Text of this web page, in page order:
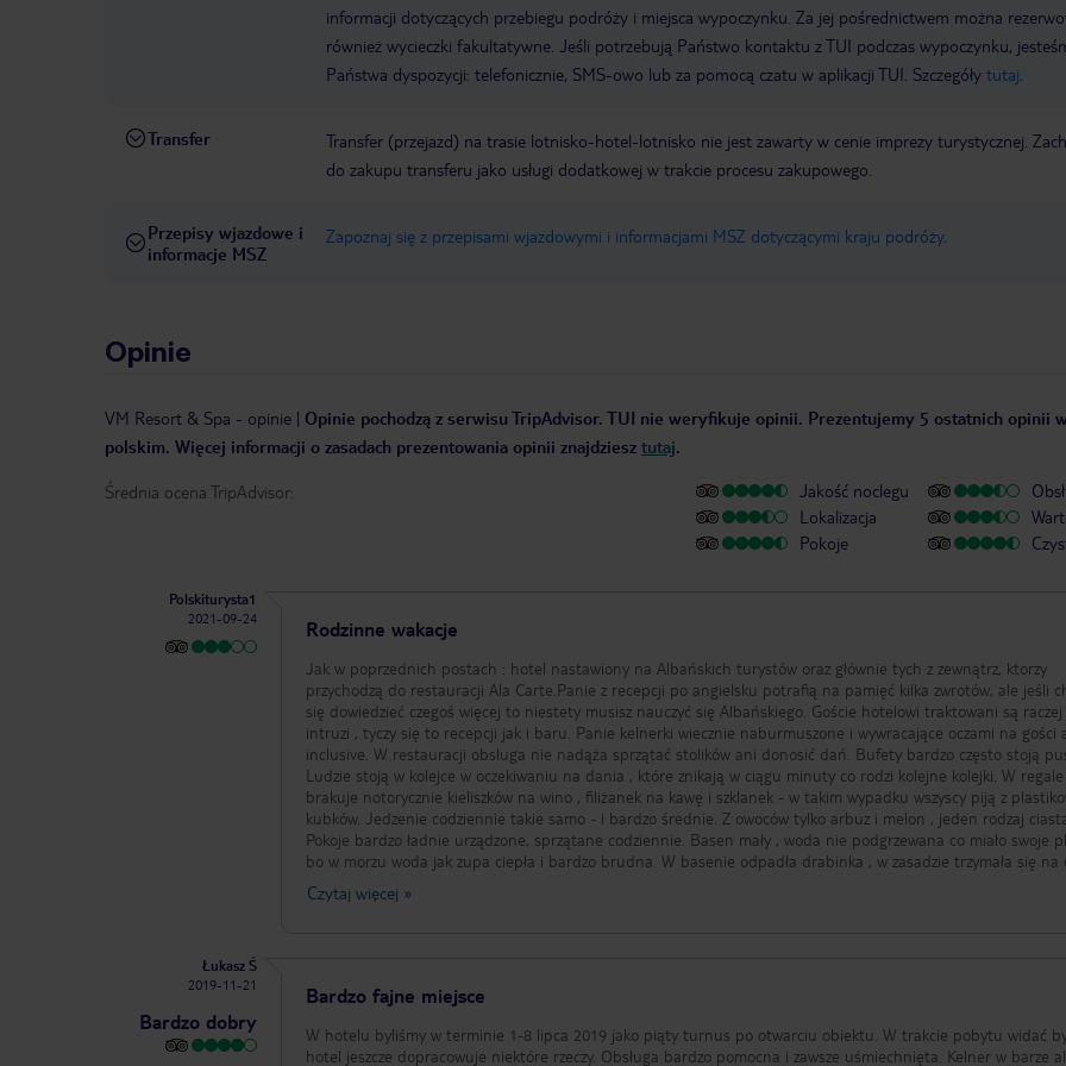
informacji dotyczących przebiegu podróży i miejsca wypoczynku. Za jej pośrednictwem można
również wycieczki fakultatywne. Jeśli potrzebują Państwo kontaktu z TUI podczas wypoczynku,
Państwa dyspozycji: telefonicznie, SMS-owo lub za pomocą czatu w aplikacji TUI. Szczegóły tutaj
Transfer
Transfer (przejazd) na trasie lotnisko-hotel-lotnisko nie jest zawarty w cenie imprezy turystycznej.
do zakupu transferu jako usługi dodatkowej w trakcie procesu zakupowego.
Przepisy wjazdowe i
informacje MSZ
Zapoznaj się z przepisami wjazdowymi i informacjami MSZ dotyczącymi kraju podróży.
Opinie
VM Resort & Spa - opinie | Opinie pochodzą z serwisu TripAdvisor. TUI nie weryfikuje opinii. Prezentujemy 5 ostatnich opinii
polskim. Więcej informacji o zasadach prezentowania opinii znajdziesz tutaj.
Średnia ocena TripAdvisor:
Jakość noclegu
Lokalizacja
Pokoje
Polskiturysta1
2021-09-24
Rodzinne wakacje
Jak w poprzednich postach : hotel nastawiony na Albańskich turystów oraz głównie tych z zewnątrz, ktorzy
przychodzą do restauracji Ala Carte.Panie z recepcji po angielsku potrafią na pamięć kilka zwrotów, ale jeśli chcesz
się dowiedzieć czegoś więcej to niestety musisz nauczyć się Albańskiego. Goście hotelowi traktowani są raczej
intruzi , tyczy się to recepcji jak i baru. Panie kelnerki wiecznie naburmuszone i wywracające oczami na gości
inclusive. W restauracji obsługa nie nadąża sprzątać stolików ani donosić dań. Bufety bardzo często stoją
Ludzie stoją w kolejce w oczekiwaniu na dania , które znikają w ciągu minuty co rodzi kolejne kolejki. W regale
brakuje notorycznie kieliszków na wino , filiżanek na kawę i szklanek - w takim wypadku wszyscy piją z
kubków. Jedzenie codziennie takie samo - i bardzo średnie. Z owoców tylko arbuz i melon , jeden rodzaj
Pokoje bardzo ładnie urządzone, sprzątane codziennie. Basen mały , woda nie podgrzewana co miało swoje plusy ,
bo w morzu woda jak zupa ciepła i bardzo brudna. W basenie odpadła drabinka , w zasadzie trzymała się na
śrubach co sprawiało niebezpieczeństwo urazu ciała ale nikt na to nie zwracał uwagi. Plaża czysta , zadbana.
Leżaków pod dostatkiem. Jedyny minus to rzebracy i daleka droga do baru nad basenem ponieważ bar plażowy
samo. Wszyscy goście all inclusive nie mogą zajmować stolików przy basenie czy barze gdyż są one zarezerwowane
dla gości z zewnątrz. Jak chcesz sobie wieczorem posiedziec , napić się drinka czy posłuchać muzyki i masz trochę
szczęścia to znajdziesz wolny stolik gdzies na tyłach ale nie jest to takie proste. W hotelu podczas naszego
miało miejsce wiele pomyłek ze strony recepcji - to pomylone pokoje , to przeprowadzki do innych pokoi po
Czytaj więcej »
Łukasz Ś
2019-11-21
Bardzo dobry
Bardzo fajne miejsce
W hotelu byliśmy w terminie 1-8 lipca 2019 jako piąty turnus po otwarciu obiektu. W trakcie pobytu widać
hotel jeszcze dopracowuje niektóre rzeczy. Obsługa bardzo pomocna i zawsze uśmiechnięta. Kelner w barze